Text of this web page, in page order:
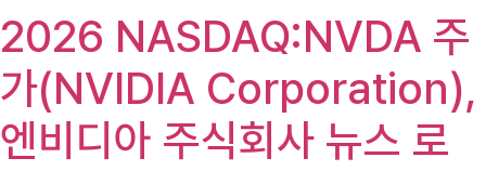
2026 NASDAQ:NVDA 주
가(NVIDIA Corporation),
엔비디아 주식회사 뉴스 로